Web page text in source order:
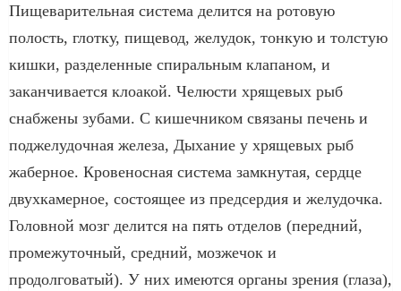
Пищеварительная система делится на ротовую
полость, глотку, пищевод, желудок, тонкую и толстую
кишки, разделенные спиральным клапаном, и
заканчивается клоакой. Челюсти хрящевых рыб
снабжены зубами. С кишечником связаны печень и
поджелудочная железа, Дыхание у хрящевых рыб
жаберное. Кровеносная система замкнутая, сердце
двухкамерное, состоящее из предсердия и желудочка.
Головной мозг делится на пять отделов (передний,
промежуточный, средний, мозжечок и
продолговатый). У них имеются органы зрения (глаза),